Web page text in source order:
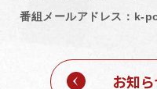
番組メールアドレス：k-
お知